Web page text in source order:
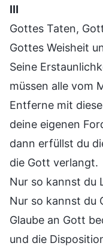
Ⅲ
Gottes Taten,
Gottes Weisheit
Seine
müssen alle vom
Entferne mit
deine eigenen
dann erfüllst du
die Gott verlangt.
Nur so kannst du
Nur so kannst du
Glaube an Gott
und die